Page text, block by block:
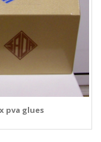
pva glues